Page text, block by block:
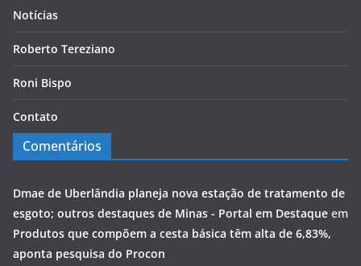
Notícias
Roberto Tereziano
Roni Bispo
Contato
Comentários
Dmae de Uberlândia planeja nova estação de tratamento de
esgoto; outros destaques de Minas - Portal em Destaque em
Produtos que compõem a cesta básica têm alta de 6,83%,
aponta pesquisa do Procon